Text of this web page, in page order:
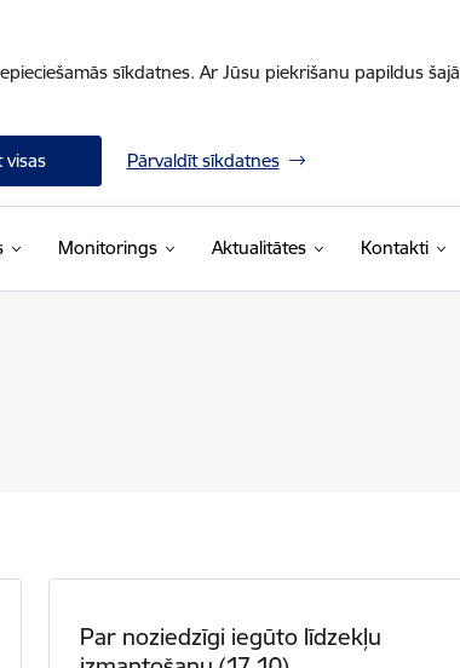
sīkdatnes. Ar Jūsu piekrišanu papildus
visas Pārvaldīt sīkdatnes
Monitorings Aktualitātes Kontakti
Par noziedzīgi iegūto līdzekļu